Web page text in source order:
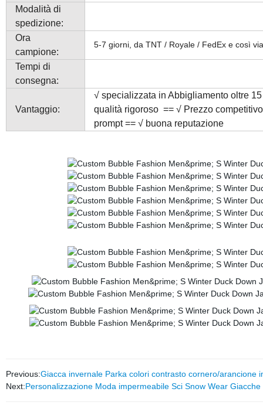
Modalità di
spedizione:
Ora
campione:
5-7 giorni, da TNT / Royale / FedEx e così via
Tempi di
consegna:
Vantaggio:
√specializzata in Abbigliamento oltre
qualità rigoroso == √ Prezzo
prompt == √ buona reputazione
Previous:Giacca invernale Parka colori contrasto cornero/arancione
Next:Personalizzazione Moda impermeabile Sci Snow Wear Giacche